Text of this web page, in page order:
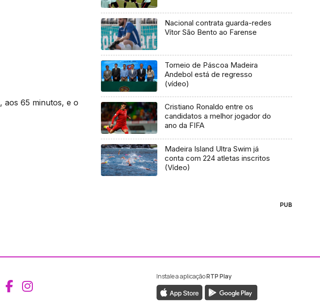
aos 65 minutos, e o
Nacional contrata guarda-redes
Vítor São Bento ao Farense
Torneio de Páscoa Madeira
Andebol está de regresso
(vídeo)
Cristiano Ronaldo entre os
candidatos a melhor jogador do
ano da FIFA
Madeira Island Ultra Swim já
conta com 224 atletas inscritos
(Vídeo)
PUB
Aceder ao Facebook da RTP Madeira
Aceder ao Instagram da RTP Madeira
Instale a aplicaçãoRTP Play